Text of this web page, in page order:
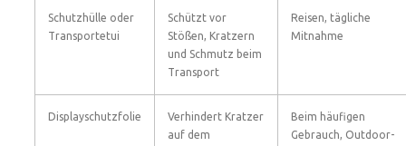
Schutzhülle oder
Transportetui
Schützt vor
Stößen, Kratzern
und Schmutz beim
Transport
Reisen, tägliche
Mitnahme
Displayschutzfolie
Verhindert Kratzer
auf dem
Beim häufigen
Gebrauch, Outdoor-